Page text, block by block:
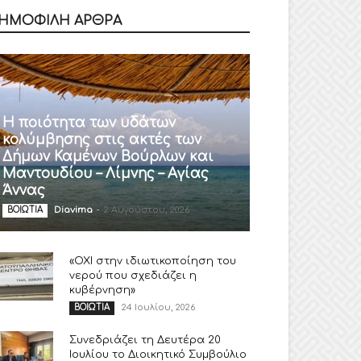
ΑΡΘΡΑ
Η ποιότητα των υδάτων
κολύμβησης στις ακτές των
Δήμων Καμένων Βούρλων και
Μαντουδίου – Λίμνης – Αγίας
Άννας
ΒΟΙΩΤΙΑ Diavima - 2 Αυγούστου, 2026
«ΟΧΙ στην ιδιωτικοποίηση του
νερού που σχεδιάζει η
κυβέρνηση»
ΒΟΙΩΤΙΑ 24 Ιουλίου, 2026
Συνεδριάζει τη Δευτέρα 20
Ιουλίου το Διοικητικό Συμβούλιο